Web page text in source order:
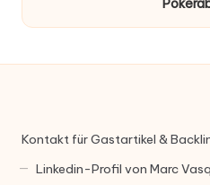
Kontakt für Gastartikel &
Linkedin-Profil von Marc